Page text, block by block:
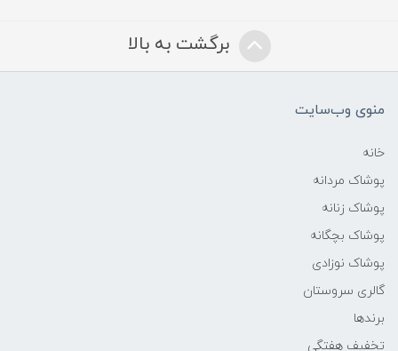
برگشت به بالا
منوی وب‌سایت
خانه
پوشاک مردانه
پوشاک زنانه
پوشاک بچگانه
پوشاک نوزادی
گالری سروستان
برندها
تخفیف هفتگی